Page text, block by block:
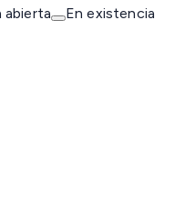
abierta En existencia